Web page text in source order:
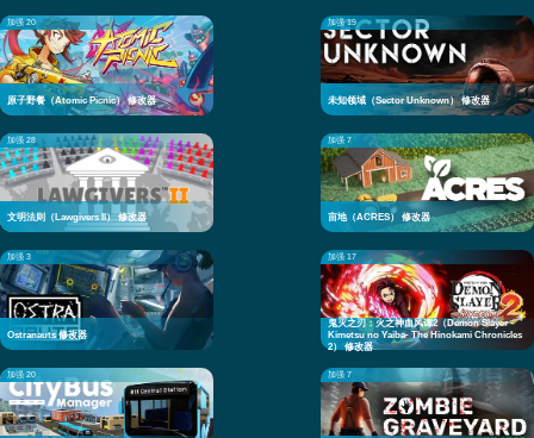
加强 20
原子野餐（Atomic Picnic） 修改器
加强 19
未知领域（Sector Unknown） 修改器
加强 28
文明法则（Lawgivers II） 修改器
加强 7
亩地（ACRES） 修改器
加强 3
Ostranauts 修改器
加强 17
鬼灭之刃：火之神血风谭2（Demon Slayer -
Kimetsu no Yaiba- The Hinokami Chronicles
2） 修改器
加强 20 加强 7